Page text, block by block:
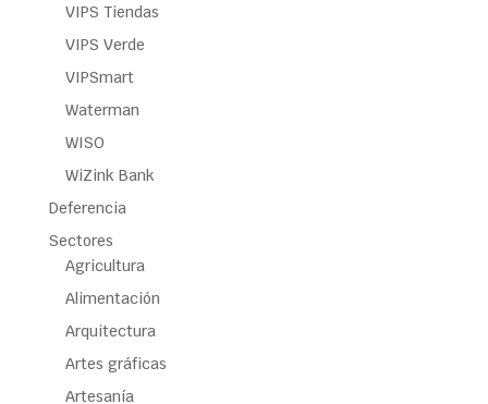
VIPS Tiendas
VIPS Verde
VIPSmart
Waterman
WISO
WiZink Bank
Deferencia
Sectores
Agricultura
Alimentación
Arquitectura
Artes gráficas
Artesanía